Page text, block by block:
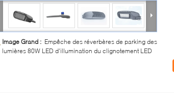
Image Grand : Empêche des réverbères de parking des
lumières 80W LED d'illumination du clignotement LED